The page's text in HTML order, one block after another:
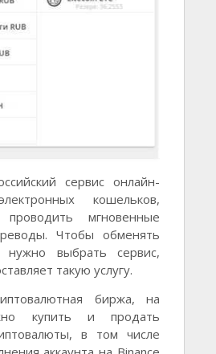
сервис онлайн-
кошельков,
мгновенные
Чтобы обменять
выбрать сервис,
такую услугу.
биржа, на
купить и продать
в том числе